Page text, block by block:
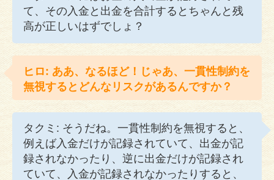
て、その入金と出金を合計するとちゃんと残
高が正しいはずでしょ？
ヒロ: ああ、なるほど！じゃあ、一貫性制約を
無視するとどんなリスクがあるんですか？
タクミ: そうだね。一貫性制約を無視すると、
例えば入金だけが記録されていて、出金が記
録されなかったり、逆に出金だけが記録され
ていて、入金が記録されなかったりすると、